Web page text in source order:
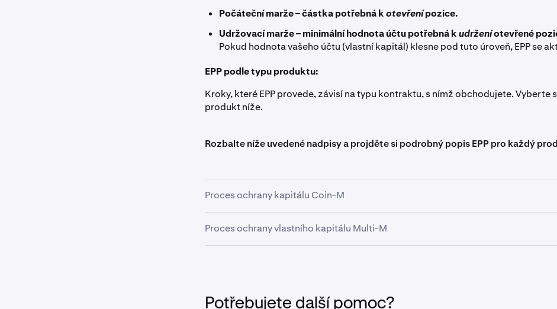
Počáteční marže – částka potřebná kotevřenípozice.
Udržovací marže – minimální hodnota účtu potřebná kudrženíotevřené
Pokud hodnota vašeho účtu (vlastní kapitál) klesne pod tuto úroveň, EPP se
EPP podle typu produktu:
Kroky, které EPP provede, závisí na typu kontraktu, s nímž obchodujete. Vyberte
produkt níže.
Rozbalte níže uvedené nadpisy a projděte si podrobný popis EPP pro každý
Proces ochrany kapitálu Coin-M
Coin-M kontrakty využívají 3krokový proces:
3 Odvolání
Proces ochrany vlastního kapitálu Multi-M
Potřebujete další pomoc?